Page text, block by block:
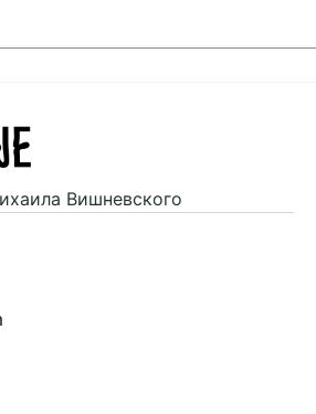
Вишневского